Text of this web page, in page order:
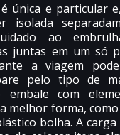
é única e particular
isolada
ao
juntas em um só
a viagem
pelo tipo de
embale com
melhor forma,
bolha. A carga